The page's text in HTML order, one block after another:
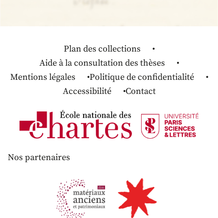
Plan des collections
Aide à la consultation des thèses
Mentions légales
Politique de confidentialité
Accessibilité
Contact
Nos partenaires